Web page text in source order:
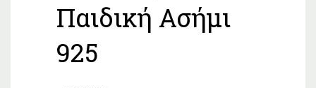
Παιδική Ασήμι
925